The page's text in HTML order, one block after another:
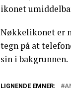
ikonet
Nøkkelikonet er
tegn på at
sin i bakgrunnen.
LIGNENDE EMNER: